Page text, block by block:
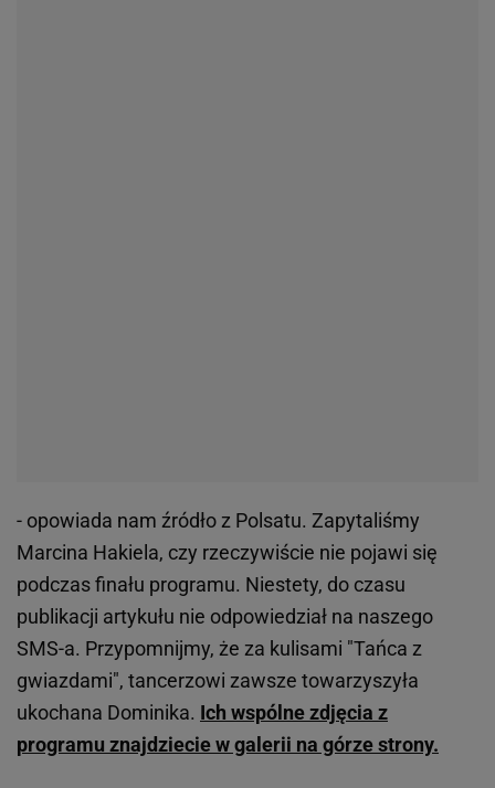
- opowiada nam źródło z Polsatu. Zapytaliśmy
Marcina Hakiela, czy rzeczywiście nie pojawi się
podczas finału programu. Niestety, do czasu
publikacji artykułu nie odpowiedział na naszego
SMS-a. Przypomnijmy, że za kulisami "Tańca z
gwiazdami", tancerzowi zawsze towarzyszyła
ukochana Dominika. Ich wspólne zdjęcia z
programu znajdziecie w galerii na górze strony.